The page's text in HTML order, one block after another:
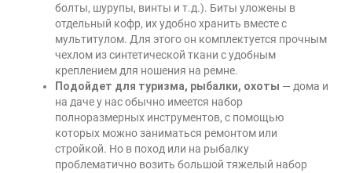
болты, шурупы, винты и т.д.). Биты уложены в
отдельный кофр, их удобно хранить вместе с
мультитулом. Для этого он комплектуется прочным
чехлом из синтетической ткани с удобным
креплением для ношения на ремне.
Подойдет для туризма, рыбалки, охоты — дома и
на даче у нас обычно имеется набор
полноразмерных инструментов, с помощью
которых можно заниматься ремонтом или
стройкой. Но в поход или на рыбалку
проблематично возить большой тяжелый набор